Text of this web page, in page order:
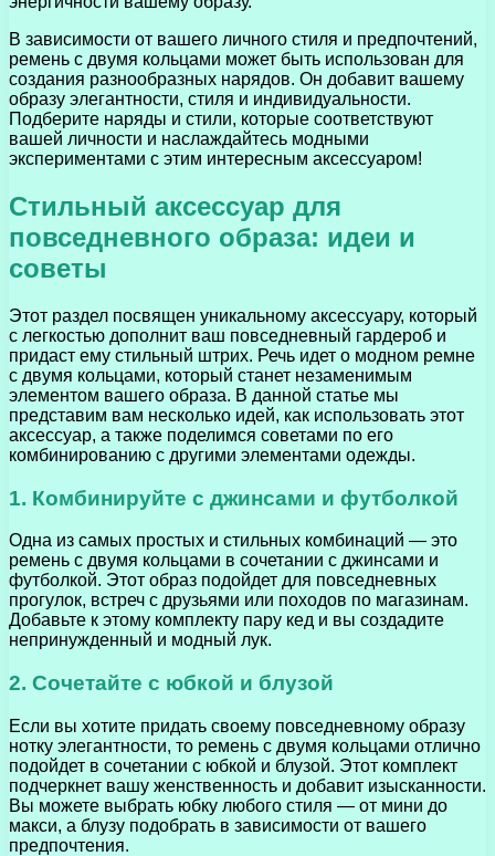
В зависимости от вашего личного стиля и предпочтений,
ремень с двумя кольцами может быть использован для
создания разнообразных нарядов. Он добавит вашему
образу элегантности, стиля и индивидуальности.
Подберите наряды и стили, которые соответствуют
вашей личности и наслаждайтесь модными
экспериментами с этим интересным аксессуаром!
Стильный аксессуар для
повседневного образа: идеи и
советы
Этот раздел посвящен уникальному аксессуару, который
с легкостью дополнит ваш повседневный гардероб и
придаст ему стильный штрих. Речь идет о модном ремне
с двумя кольцами, который станет незаменимым
элементом вашего образа. В данной статье мы
представим вам несколько идей, как использовать этот
аксессуар, а также поделимся советами по его
комбинированию с другими элементами одежды.
1. Комбинируйте с джинсами и футболкой
Одна из самых простых и стильных комбинаций — это
ремень с двумя кольцами в сочетании с джинсами и
футболкой. Этот образ подойдет для повседневных
прогулок, встреч с друзьями или походов по магазинам.
Добавьте к этому комплекту пару кед и вы создадите
непринужденный и модный лук.
2. Сочетайте с юбкой и блузой
Если вы хотите придать своему повседневному образу
нотку элегантности, то ремень с двумя кольцами отлично
подойдет в сочетании с юбкой и блузой. Этот комплект
подчеркнет вашу женственность и добавит изысканности.
Вы можете выбрать юбку любого стиля — от мини до
макси, а блузу подобрать в зависимости от вашего
предпочтения.